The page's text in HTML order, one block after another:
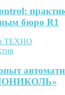
бюро R1